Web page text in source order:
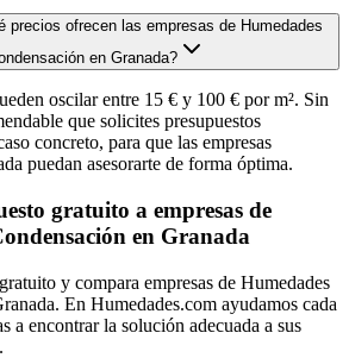
precios ofrecen las empresas de Humedades
en Granada?
oscilar entre 15 € y 100 € por m². Sin
que solicites presupuestos
concreto, para que las empresas
puedan asesorarte de forma óptima.
gratuito a empresas de
en Granada
y compara empresas de Humedades
En Humedades.com ayudamos cada
a encontrar la solución adecuada a sus